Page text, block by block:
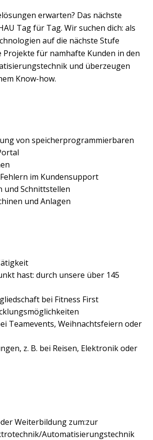
erwarten? Das nächste
Tag für Tag. Wir suchen dich: als
auf die nächste Stufe
für namhafte Kunden in den
und überzeugen
Know-how.
von speicherprogrammierbaren
im Kundensupport
und Schnittstellen
und Anlagen
hast: durch unsere über 145
bei Fitness First
Teamevents, Weihnachtsfeiern oder
z. B. bei Reisen, Elektronik oder
Weiterbildung zum:zur
Automatisierungstechnik